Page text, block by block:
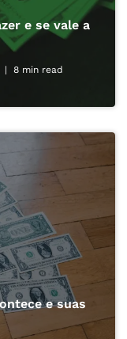
e se vale a
8 min read
e suas